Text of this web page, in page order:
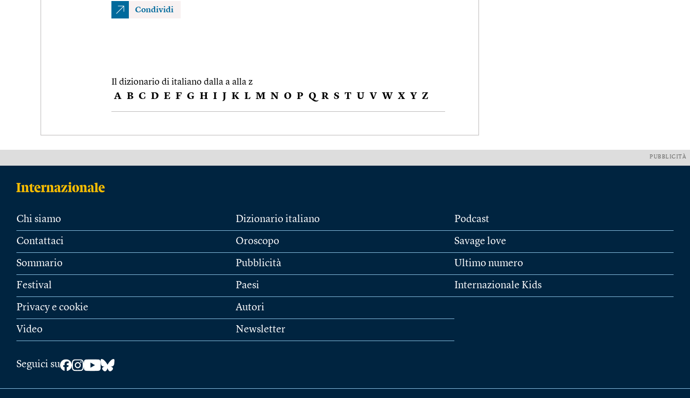
Condividi
Il dizionario di italiano dalla a alla z
A B C D E F G H I J K L M N O P Q R S T U V W X Y Z
PUBBLICITÀ
Chi siamo
Contattaci
Sommario
Festival
Privacy e cookie
Video
Dizionario italiano
Oroscopo
Pubblicità
Paesi
Autori
Newsletter
Podcast
Savage love
Ultimo numero
Internazionale Kids
Seguici su